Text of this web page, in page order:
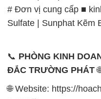
0902.765.866
📧 Email:
TRƯỜNG PHÁT
Thời gian làm việctại
được tổ chức như sau: